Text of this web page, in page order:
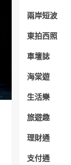
兩岸短波
東拍西照
車壇誌
海棠遊
生活樂
旅遊趣
理財通
支付通